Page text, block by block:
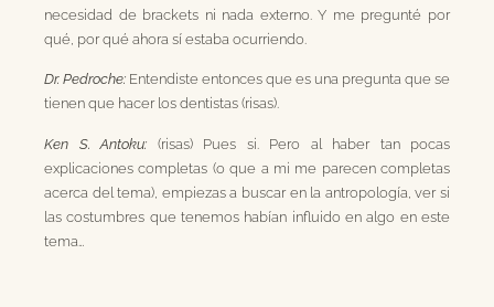
necesidad de brackets ni nada externo. Y me pregunté por
qué, por qué ahora sí estaba ocurriendo.
Dr. Pedroche: Entendiste entonces que es una pregunta que se
tienen que hacer los dentistas (risas).
Ken S. Antoku: (risas) Pues si. Pero al haber tan pocas
explicaciones completas (o que a mi me parecen completas
acerca del tema), empiezas a buscar en la antropología, ver si
las costumbres que tenemos habían influido en algo en este
tema…